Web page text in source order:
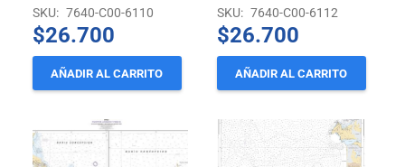
SKU: 7640-C00-6110
$26.700
AÑADIR AL CARRITO
SKU: 7640-C00-6112
$26.700
AÑADIR AL CARRITO